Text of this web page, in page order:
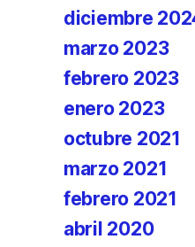
diciembre
marzo 2023
febrero 2023
enero 2023
octubre 2021
marzo 2021
febrero 2021
abril 2020